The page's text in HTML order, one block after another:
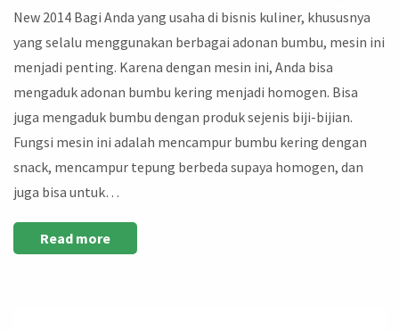
New 2014 Bagi Anda yang usaha di bisnis kuliner, khususnya
yang selalu menggunakan berbagai adonan bumbu, mesin ini
menjadi penting. Karena dengan mesin ini, Anda bisa
mengaduk adonan bumbu kering menjadi homogen. Bisa
juga mengaduk bumbu dengan produk sejenis biji-bijian.
Fungsi mesin ini adalah mencampur bumbu kering dengan
snack, mencampur tepung berbeda supaya homogen, dan
juga bisa untuk…
Read more